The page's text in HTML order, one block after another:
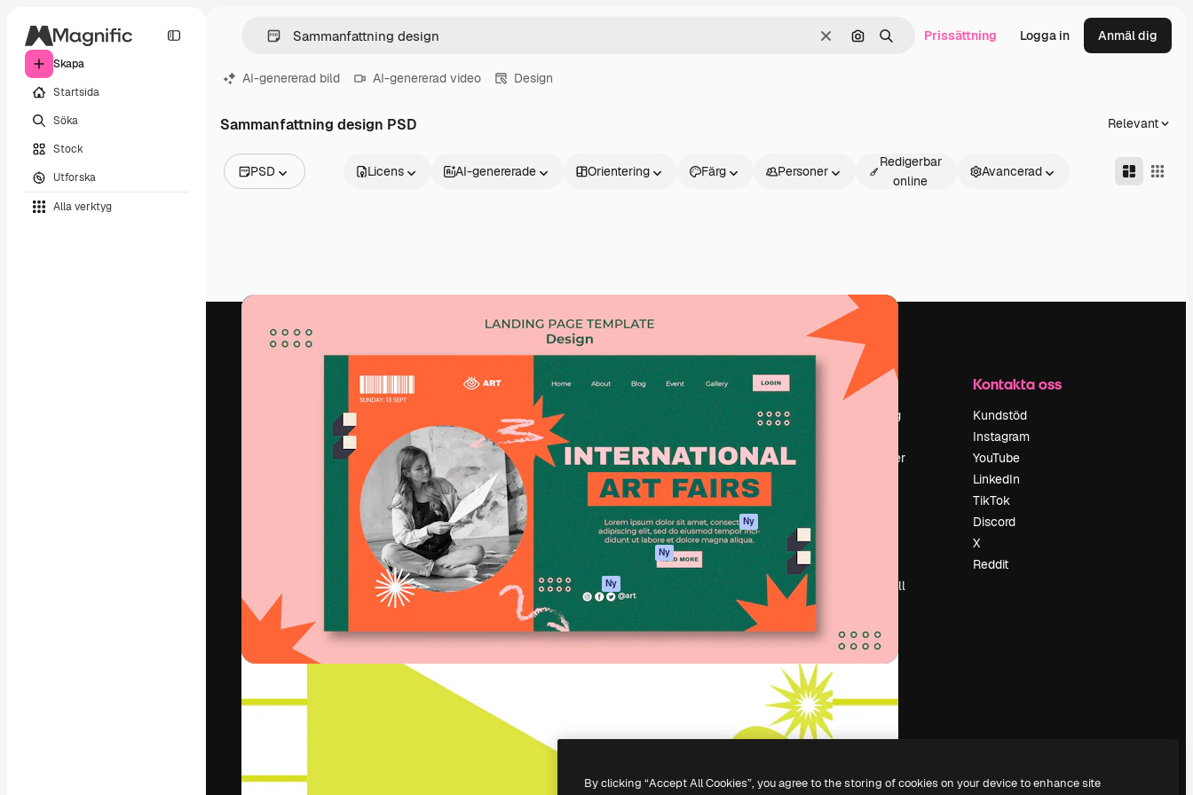
Skapa
Startsida
Söka
Stock
Utforska
Alla verktyg
RensaSök efter bild
Söka Prissättning Logga in Anmäl dig
AI-genererad bild AI-genererad video Design
Sammanfattning design PSD Relevant
PSD
Videor
Rörlig grafik
Videomallar
Licens AI-genererade Orientering Färg Personer
Redigerbar
online
Avancerad
Den kreativa plattformen för att förverkliga
ditt bästa arbete. Mer än 1 miljon
prenumeranter bland kreatörer, företag,
byråer och studior.
Svenska
Produkter
Spaces
AI-assistent
AI-bildgenerator
AI-videogenerator
AI-röstgenerator
Stock-innehåll
MCP för
Claude/ChatGPT
Ny
Agenter Ny
Mobilapp
Alla Magnific-
verktyg
Kom igång
Academy
Support
Användarvillkor
Integritetspolicy
Original Ny
Cookies policy
Förtroendecenter
Affiliates
Företag
Företag
Prissättning
Recensioner
Sälj innehåll
Söker efter
magnific.ai
Kontakta oss
Kundstöd
Instagram
YouTube
LinkedIn
TikTok
Discord
X
Reddit
Freepik Company S.L.U.
By clicking “Accept All Cookies”, you agree to the storing of cookies on your device to enhance site